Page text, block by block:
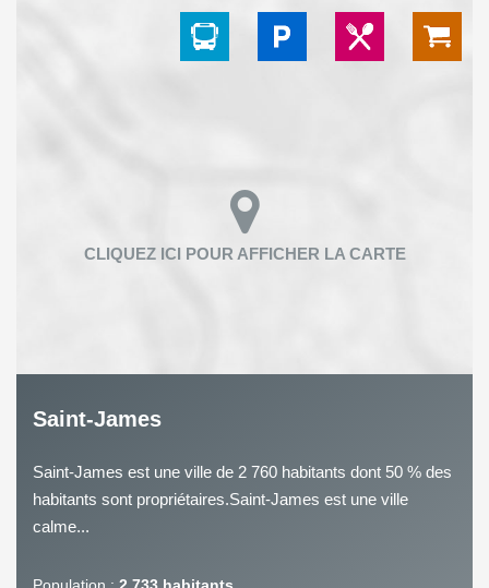
Saint-James
Saint-James est une ville de 2 760 habitants dont 50 % des
habitants sont propriétaires.Saint-James est une ville
calme...
Population : 2 733 habitants